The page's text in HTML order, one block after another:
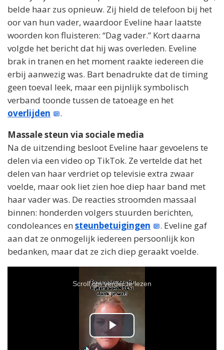
belde haar zus opnieuw. Zij hield de telefoon bij het
oor van hun vader, waardoor Eveline haar laatste
woorden kon fluisteren: “Dag vader.” Kort daarna
volgde het bericht dat hij was overleden. Eveline
brak in tranen en het moment raakte iedereen die
erbij aanwezig was. Bart benadrukte dat de timing
geen toeval leek, maar een pijnlijk symbolisch
verband toonde tussen de tatoeage en het
overlijden
.
Massale steun via sociale media
Na de uitzending besloot Eveline haar gevoelens te
delen via een video op TikTok. Ze vertelde dat het
delen van haar verdriet op televisie extra zwaar
voelde, maar ook liet zien hoe diep haar band met
haar vader was. De reacties stroomden massaal
binnen: honderden volgers stuurden berichten,
condoleances en steunbetuigingen
. Eveline gaf
aan dat ze onmogelijk iedereen persoonlijk kon
bedanken, maar dat ze zich diep geraakt voelde.
Scroll om verder te lezen
P